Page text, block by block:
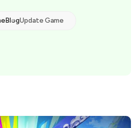
BlogUpdate Game